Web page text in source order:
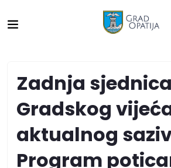
Zadnja sjednica
Gradskog
aktualnog
Program